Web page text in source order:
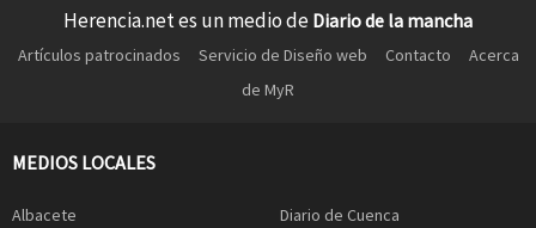
Herencia.net es un medio de Diario de la mancha
Artículos patrocinados Servicio de Diseño web Contacto
Acerca
de MyR
MEDIOS LOCALES
Albacete
Diario de Cuenca